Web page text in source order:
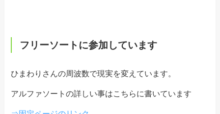
フリーソートに参加しています
ひまわりさんの周波数で現実を変えています。
アルファソートの詳しい事はこちらに書いています